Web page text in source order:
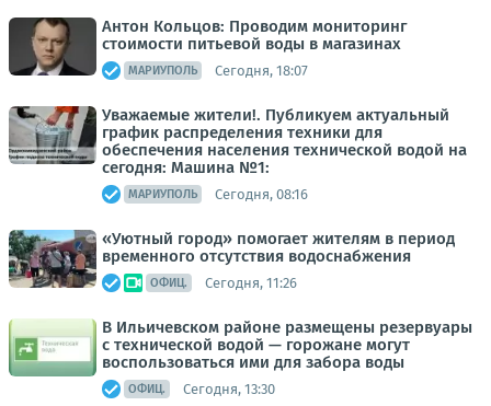
Антон Кольцов: Проводим мониторинг
стоимости питьевой воды в магазинах
МАРИУПОЛЬ Сегодня, 18:07
Уважаемые жители!. Публикуем актуальный
график распределения техники для
обеспечения населения технической водой на
сегодня: Машина №1:
МАРИУПОЛЬ Сегодня, 08:16
«Уютный город» помогает жителям в период
временного отсутствия водоснабжения
ОФИЦ. Сегодня, 11:26
В Ильичевском районе размещены резервуары
с технической водой — горожане могут
воспользоваться ими для забора воды
ОФИЦ. Сегодня, 13:30